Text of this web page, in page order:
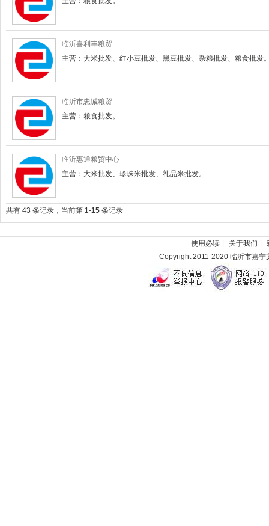
临沂喜利丰粮贸
主营：大米批发、红小豆批发、黑豆批发、杂粮批发、粮食批发
临沂市忠诚粮贸
主营：粮食批发。
临沂惠通粮贸中心
主营：大米批发、珍珠米批发、礼品米批发。
共有 43 条记录，当前第 1-15 条记录
使用必读┊ 关于我们 ┊
Copyright 2011-2020 临沂市嘉